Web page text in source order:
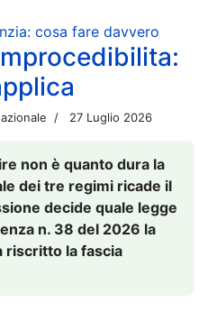
cosa fare davvero
27 Luglio 2026
non è quanto dura la
dei tre regimi ricade il
decide quale legge
n. 38 del 2026 la
riscritto la fascia